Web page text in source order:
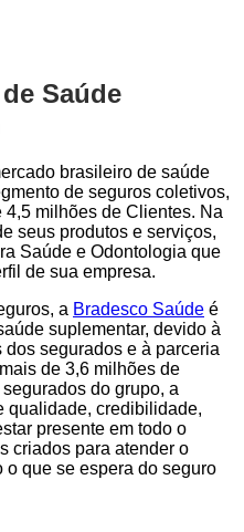
Saúde
brasileiro de saúde
de seguros coletivos,
milhões de Clientes. Na
seus produtos e serviços,
Saúde e Odontologia que
de sua empresa.
a Bradesco Saúde é
suplementar, devido à
segurados e à parceria
de 3,6 milhões de
do grupo, a
qualidade, credibilidade,
presente em todo o
criados para atender o
que se espera do seguro